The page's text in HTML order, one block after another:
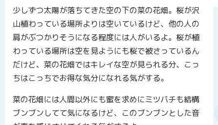
少しずつ太陽が落ちてきた空の下の菜の花畑。桜が沢
山植わっている場所よりは空いているけど、他の人の
肩がぶつかりそうになる程度には人がいるよ。桜が植
わっている場所は空を見ようにも桜で被さっているん
だけど、菜の花畑ではキレイな空が見られる分、こっ
ちはこっちでお得な気分になれる気がする。
菜の花畑には人間以外にも蜜を求めにミツバチも結構
ブンブンしてて気になるけど、このブンブンとした音